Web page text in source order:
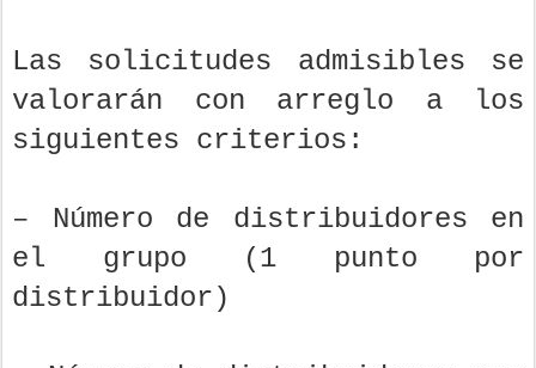
Las solicitudes admisibles se
valorarán con arreglo a los
siguientes criterios:
– Número de distribuidores en
el grupo (1 punto por
distribuidor)